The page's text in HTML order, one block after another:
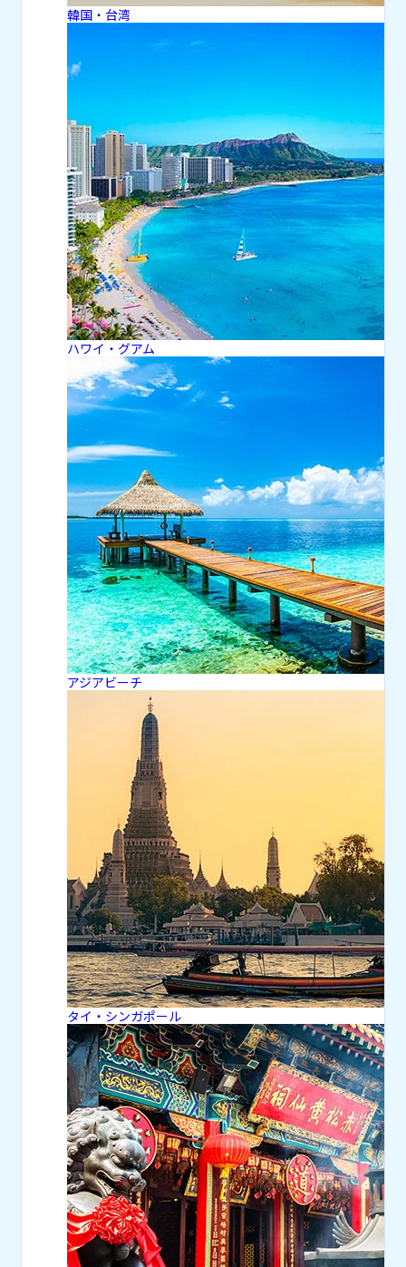
韓国・台湾
ハワイ・グアム
アジアビーチ
タイ・シンガポール